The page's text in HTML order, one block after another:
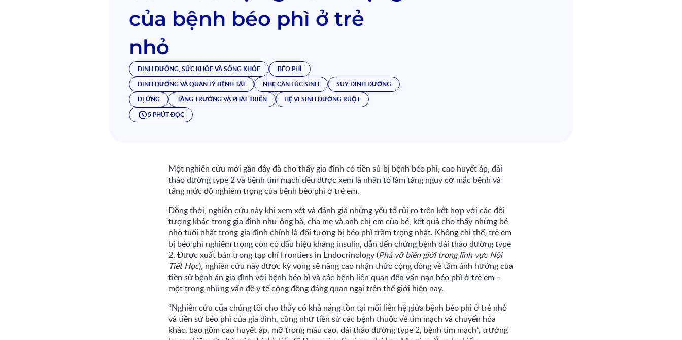
của bệnh béo phì ở trẻ
nhỏ
DINH DƯỠNG, SỨC KHỎE VÀ SỐNG KHỎE
BÉO PHÌ
DINH DƯỠNG VÀ QUẢN LÝ BỆNH TẬT
NHẸ CÂN LÚC SINH
SUY DINH DƯỠNG
DỊ ỨNG
TĂNG TRƯỞNG VÀ PHÁT TRIỂN
HỆ VI SINH ĐƯỜNG RUỘT
5 PHÚT ĐỌC
Một nghiên cứu mới gần đây đã cho thấy gia đình có tiền sử bị bệnh béo phì, cao huyết áp, đái
tháo đường type 2 và bệnh tim mạch đều được xem là nhân tố làm tăng nguy cơ mắc bệnh và
tăng mức độ nghiêm trọng của bệnh béo phì ở trẻ em.
Đồng thời, nghiên cứu này khi xem xét và đánh giá những yếu tố rủi ro trên kết hợp với các đối
tượng khác trong gia đình như ông bà, cha mẹ và anh chị em của bé, kết quả cho thấy những bé
nhỏ tuổi nhất trong gia đình chính là đối tượng bị béo phì trầm trọng nhất. Không chỉ thế, trẻ em
bị béo phì nghiêm trọng còn có dấu hiệu kháng insulin, dẫn đến chứng bệnh đái tháo đường type
2. Được xuất bản trong tạp chí Frontiers in Endocrinology (Phá vỡ biên giới trong lĩnh vực Nội
Tiết Học), nghiên cứu này được kỳ vọng sẽ nâng cao nhận thức cộng đồng về tầm ảnh hưởng của
tiền sử bệnh án gia đình với bệnh béo bì và các bệnh liên quan đến vấn nạn béo phì ở trẻ em –
một trong những vấn đề y tế cộng đồng đáng quan ngại trên thế giới hiện nay.
“Nghiên cứu của chúng tôi cho thấy có khả năng tồn tại mối liên hệ giữa bệnh béo phì ở trẻ nhỏ
và tiền sử béo phì của gia đình, cũng như tiền sử các bệnh thuộc về tim mạch và chuyển hóa
khác, bao gồm cao huyết áp, mỡ trong máu cao, đái tháo đường type 2, bệnh tim mạch”, trưởng